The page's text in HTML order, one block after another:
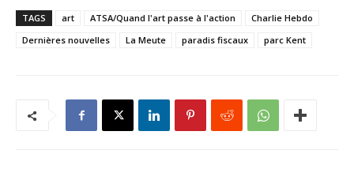
TAGS art ATSA/Quand l'art passe à l'action
Charlie Hebdo
Dernières nouvelles
La Meute paradis fiscaux parc Kent